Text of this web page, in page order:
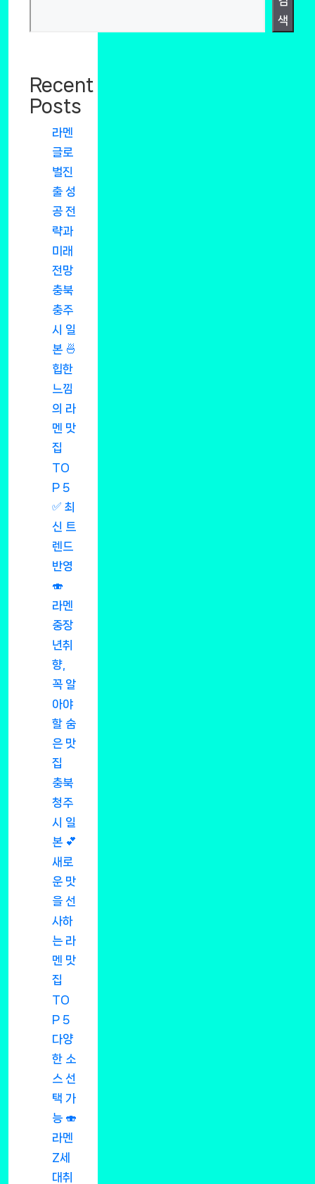
색
Recent
Posts
라멘
글로
벌진
출 성
공 전
략과
미래
전망
충북
충주
시 일
본 🍜
힙한
느낌
의 라
멘 맛
집
TO
P 5
✅ 최
신 트
렌드
반영
🍣
라멘
중장
년취
향,
꼭 알
아야
할 숨
은 맛
집
충북
청주
시 일
본 💕
새로
운 맛
을 선
사하
는 라
멘 맛
집
TO
P 5
다양
한 소
스 선
택 가
능 🍣
라멘
Z세
대취